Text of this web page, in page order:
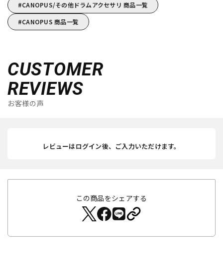
CANOPUS/その他ドラムアクセサリ 商品一覧
CANOPUS 商品一覧
CUSTOMER
REVIEWS
お客様の声
レビューはログイン後、ご入力いただけます。
この商品をシェアする